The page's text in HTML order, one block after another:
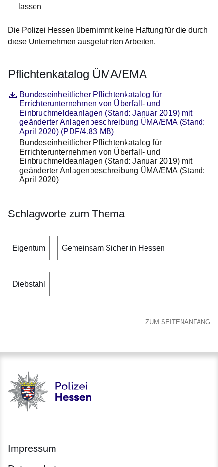
lassen
Die Polizei Hessen übernimmt keine Haftung für die durch
diese Unternehmen ausgeführten Arbeiten.
Pflichtenkatalog ÜMA/EMA
DateiBundeseinheitlicher Pflichtenkatalog für
Errichterunternehmen von Überfall- und
Einbruchmeldeanlagen (Stand: Januar 2019) mit
geänderter Anlagenbeschreibung ÜMA/EMA (Stand:
April 2020) (PDF/4.83 MB)
Öffnet sich in einem neuen Fenster
Beschreibung
Bundeseinheitlicher Pflichtenkatalog für
Errichterunternehmen von Überfall- und
Einbruchmeldeanlagen (Stand: Januar 2019) mit
geänderter Anlagenbeschreibung ÜMA/EMA (Stand:
April 2020)
Schlagworte zum Thema
Eigentum Gemeinsam Sicher in Hessen
Diebstahl
ZUM SEITENANFANG
Polizei - Polizei.hessen.de
Impressum